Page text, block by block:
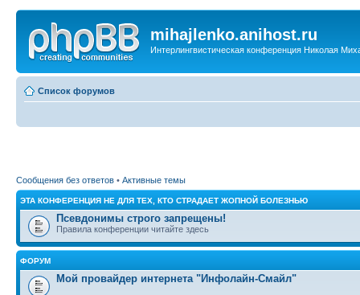
mihajlenko.anihost.ru
Интерлингвистическая конференция Николая
Список форумов
Сообщения без ответов • Активные темы
ЭТА КОНФЕРЕНЦИЯ НЕ ДЛЯ ТЕХ, КТО СТРАДАЕТ ЖОПНОЙ БОЛЕЗНЬЮ
Псевдонимы строго запрещены!
Правила конференции читайте здесь
ФОРУМ
Мой провайдер интернета "Инфолайн-Смайл"